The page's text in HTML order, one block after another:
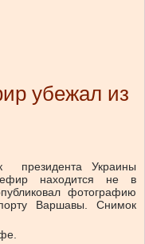
убежал из
президента Украины
находится не в
фотографию
Варшавы. Снимок